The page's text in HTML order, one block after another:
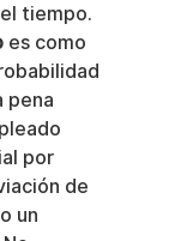
tiempo.
es como
pena
por
de
un